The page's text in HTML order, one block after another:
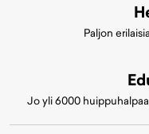
Paljon
Jo yli 6000